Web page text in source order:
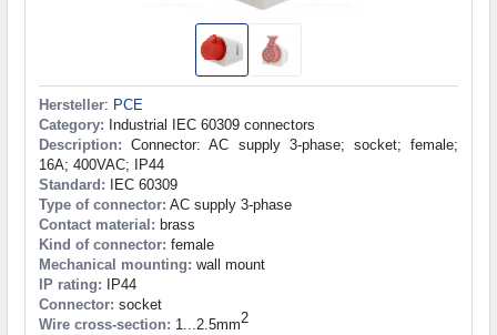
Hersteller: PCE
Category: Industrial IEC 60309 connectors
Description: Connector: AC supply 3-phase; socket; female;
16A; 400VAC; IP44
Standard: IEC 60309
Type of connector: AC supply 3-phase
Contact material: brass
Kind of connector: female
Mechanical mounting: wall mount
IP rating: IP44
Connector: socket
Wire cross-section: 1...2.5mm2